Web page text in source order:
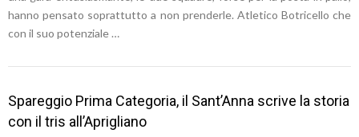
hanno pensato soprattutto a non prenderle. Atletico Botricello che
con il suo potenziale …
Spareggio Prima Categoria, il Sant’Anna scrive la storia
con il tris all’Aprigliano